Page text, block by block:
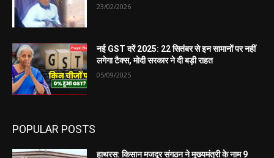
23/02/2026
नई GST दरें 2025: 22 सितंबर से इन सामानों पर नहीं
लगेगा टैक्स, मोदी सरकार ने दी बड़ी राहत
05/09/2025
POPULAR POSTS
हाथरस: किसान मजदूर संगठन ने मुख्यमंत्री के नाम 9